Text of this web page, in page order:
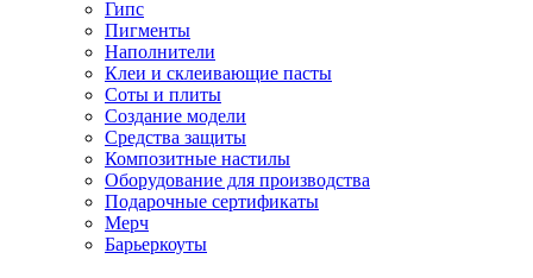
Гипс
Пигменты
Наполнители
Клеи и склеивающие пасты
Соты и плиты
Создание модели
Средства защиты
Композитные настилы
Оборудование для производства
Подарочные сертификаты
Мерч
Барьеркоуты